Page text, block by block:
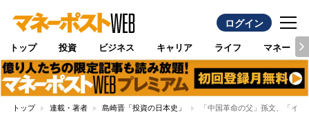
ログイン
トップ 投資 ビジネス キャリア ライフ マネー
トップ 連載・著者 島崎晋「投資の日本史」 「中国革命の父」孫文、「イ